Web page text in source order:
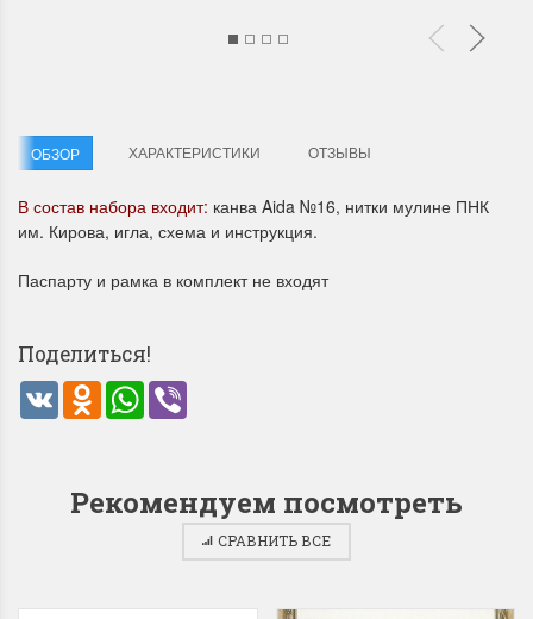
Летние Скидки
честь первого летнего дня
Чудетство...
ПОДРОБНЕЕ
1 июня 2024 11:29
22 мая 2024 13:01
ОБЗОР ХАРАКТЕРИСТИКИ ОТЗЫВЫ
В состав набора входит: канва Aida №16, нитки мулине ПНК
им. Кирова, игла, схема и инструкция.
Паспарту и рамка в комплект не входят
Поделиться!
VK Odnoklassniki
WhatsApp
Рекомендуем посмотреть
СРАВНИТЬ ВСЕ